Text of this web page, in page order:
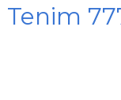
Tenim